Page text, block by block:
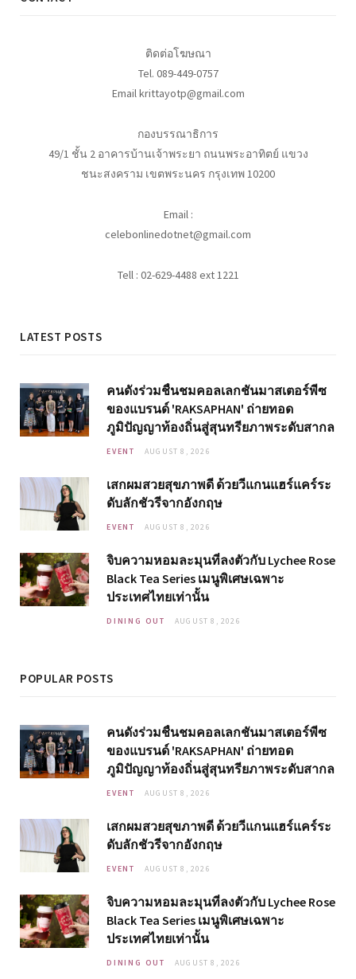
ติดต่อโฆษณา
Tel. 089-449-0757
Email krittayotp@gmail.com
กองบรรณาธิการ
49/1 ชั้น 2 อาคารบ้านเจ้าพระยา ถนนพระอาทิตย์ แขวง
ชนะสงคราม เขตพระนคร กรุงเทพ 10200
Email :
celebonlinedotnet@gmail.com
Tell : 02-629-4488 ext 1221
LATEST POSTS
คนดังร่วมชื่นชมคอลเลกชันมาสเตอร์พีซ
ของแบรนด์ 'RAKSAPHAN' ถ่ายทอด
ภูมิปัญญาท้องถิ่นสู่สุนทรียภาพระดับสากล
EVENT AUGUST 8, 2026
เสกผมสวยสุขภาพดี ด้วยวีแกนแฮร์แคร์ระ
ดับลักชัวรีจากอังกฤษ
EVENT AUGUST 8, 2026
จิบความหอมละมุนที่ลงตัวกับ Lychee Rose
Black Tea Series เมนูพิเศษเฉพาะ
ประเทศไทยเท่านั้น
DINING OUT AUGUST 8, 2026
POPULAR POSTS
คนดังร่วมชื่นชมคอลเลกชันมาสเตอร์พีซ
ของแบรนด์ 'RAKSAPHAN' ถ่ายทอด
ภูมิปัญญาท้องถิ่นสู่สุนทรียภาพระดับสากล
EVENT AUGUST 8, 2026
เสกผมสวยสุขภาพดี ด้วยวีแกนแฮร์แคร์ระ
ดับลักชัวรีจากอังกฤษ
EVENT AUGUST 8, 2026
จิบความหอมละมุนที่ลงตัวกับ Lychee Rose
Black Tea Series เมนูพิเศษเฉพาะ
ประเทศไทยเท่านั้น
DINING OUT AUGUST 8, 2026